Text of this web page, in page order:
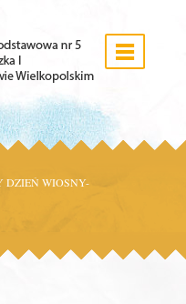
DZIEŃ WIOSNY-